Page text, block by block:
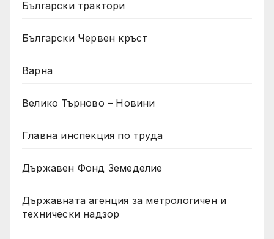
Български трактори
Български Червен кръст
Варна
Велико Търново – Новини
Главна инспекция по труда
Държавен Фонд Земеделие
Държавната агенция за метрологичен и
технически надзор